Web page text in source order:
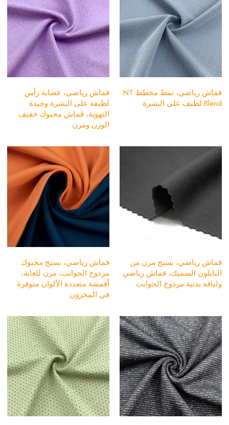
قماش رياضي، نمط مخطط NT
Blend لطيف على البشرة
قماش رياضي، عصابة رأس
لطيفة على البشرة وجيدة
التهوية، قماش محبوك خفيف
الوزن ومرن
قماش رياضي، نسيج مرن من
النايلون السميك، قماش رياضي
ولياقة بدنية مزدوج الجوانب
قماش رياضي، نسيج محبوك
مزدوج الجوانب، مرن للغاية،
أقمشة متعددة الألوان متوفرة
في المخزون